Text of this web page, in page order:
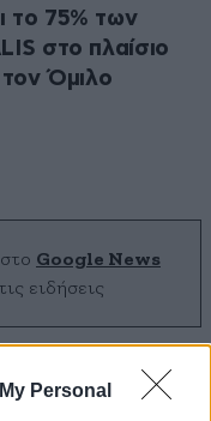
Personal
το 75% των
στο πλαίσιο
Όμιλο
στο Google News
ειδήσεις